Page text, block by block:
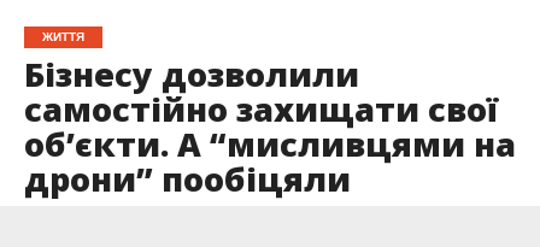
ЖИТТЯ
Бізнесу дозволили
самостійно захищати свої
об’єкти. А “мисливцями на
дрони” пообіцяли
винагороду